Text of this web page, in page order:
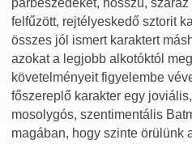
párbeszédeket, hosszú,
felfűzött, rejtélyeskedő sztorit
összes jól ismert karaktert
azokat a legjobb alkotóktól
követelményeit figyelembe
főszereplő karakter egy
mosolygós, szentimentális
magában, hogy szinte örülünk